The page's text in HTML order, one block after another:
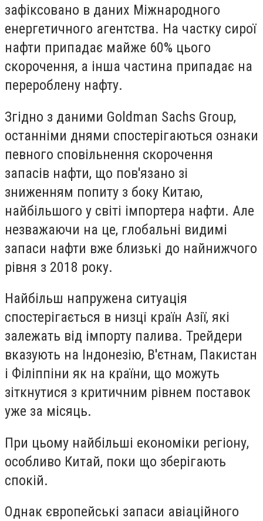
зафіксовано в даних Міжнародного
енергетичного агентства. На частку сирої
нафти припадає майже 60% цього
скорочення, а інша частина припадає на
перероблену нафту.
Згідно з даними Goldman Sachs Group,
останніми днями спостерігаються ознаки
певного сповільнення скорочення
запасів нафти, що пов'язано зі
зниженням попиту з боку Китаю,
найбільшого у світі імпортера нафти. Але
незважаючи на це, глобальні видимі
запаси нафти вже близькі до найнижчого
рівня з 2018 року.
Найбільш напружена ситуація
спостерігається в низці країн Азії, які
залежать від імпорту палива. Трейдери
вказують на Індонезію, В'єтнам, Пакистан
і Філіппіни як на країни, що можуть
зіткнутися з критичним рівнем поставок
уже за місяць.
При цьому найбільші економіки регіону,
особливо Китай, поки що зберігають
спокій.
Однак європейські запаси авіаційного